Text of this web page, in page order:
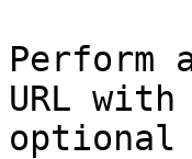
Perform
URL
optional